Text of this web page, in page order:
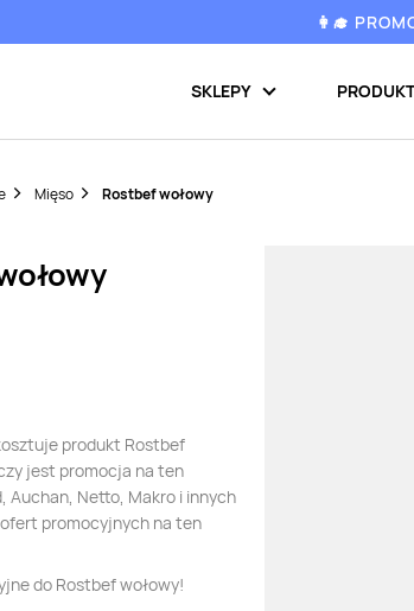
👩‍🎓
SKLEPY
Mięso Rostbef wołowy
produkt Rostbef
jest promocja na ten
Auchan, Netto, Makro i innych
promocyjnych na ten
do Rostbef wołowy!